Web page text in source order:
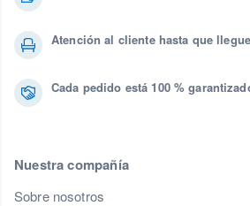
Atención al cliente hasta que
Cada pedido está 100 %
Nuestra compañía
Sobre nosotros